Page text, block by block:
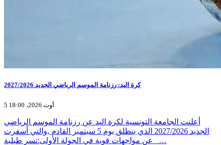
كرة اليد: رزنامة الموسم الرياضي الجديد 2027/2026
5 أوت 2026، 18:00
أعلنت الجامعة التونسية لكرة اليد عن رزنامة الموسم الرياضي
الجديد 2027/2026 الذي ينطلق يوم 5 سبتمبر القادم ,والتي أسفرت
عن مواجهات قوية في الجولة الأولى:نسر طبلبة _…